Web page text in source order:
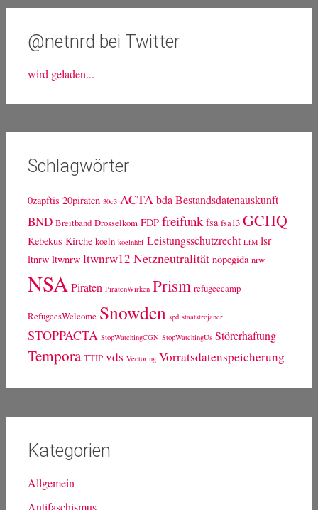
@netnrd bei Twitter
wird geladen...
Schlagwörter
0zapftis 20piraten 30c3 ACTA bda Bestandsdatenauskunft
BND Breitband Drosselkom FDP freifunk fsa fsa13 GCHQ
Kebekus Kirche koeln koelnhbf Leistungsschutzrecht LfM lsr
ltnrw ltwnrw ltwnrw12 Netzneutralität nopegida nrw
NSA Piraten PiratenWirken Prism refugeecamp
RefugeesWelcome Snowden spd staatstrojaner
STOPPACTA StopWatchingCGN StopWatchingUs Störerhaftung
Tempora TTIP vds Vectoring Vorratsdatenspeicherung
Kategorien
Allgemein
Antifaschismus